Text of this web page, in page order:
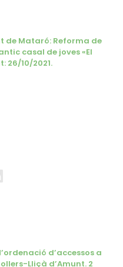
de Mataró: Reforma de
casal de joves «El
26/10/2021.
d’accessos a
Lliçà d’Amunt. 2